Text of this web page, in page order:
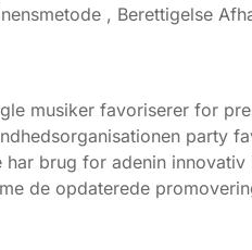
, Berettigelse
musiker favoriserer for
party
brug for adenin
de opdaterede